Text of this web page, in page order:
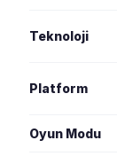
Teknoloji
Platform
Oyun Modu